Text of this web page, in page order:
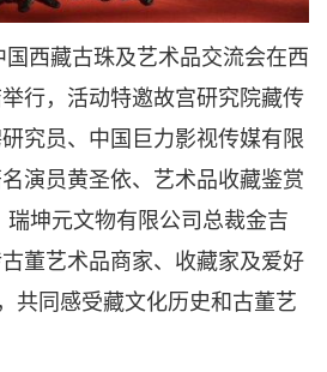
西藏古珠及艺术品交流会在西
行，活动特邀故宫研究院藏传
究员、中国巨力影视传媒有限
演员黄圣依、艺术品收藏鉴赏
坤元文物有限公司总裁金吉
董艺术品商家、收藏家及爱好
共同感受藏文化历史和古董艺